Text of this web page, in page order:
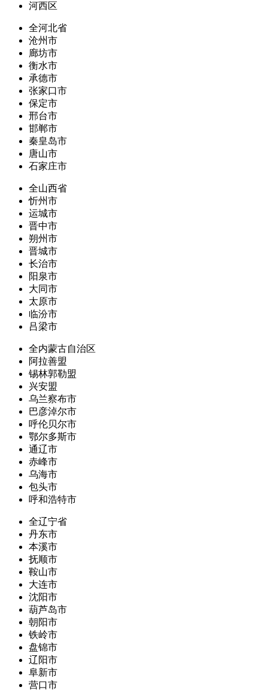
河西区
全河北省
沧州市
廊坊市
衡水市
承德市
张家口市
保定市
邢台市
邯郸市
秦皇岛市
唐山市
石家庄市
全山西省
忻州市
运城市
晋中市
朔州市
晋城市
长治市
阳泉市
大同市
太原市
临汾市
吕梁市
全内蒙古自治区
阿拉善盟
锡林郭勒盟
兴安盟
乌兰察布市
巴彦淖尔市
呼伦贝尔市
鄂尔多斯市
通辽市
赤峰市
乌海市
包头市
呼和浩特市
全辽宁省
丹东市
本溪市
抚顺市
鞍山市
大连市
沈阳市
葫芦岛市
朝阳市
铁岭市
盘锦市
辽阳市
阜新市
营口市